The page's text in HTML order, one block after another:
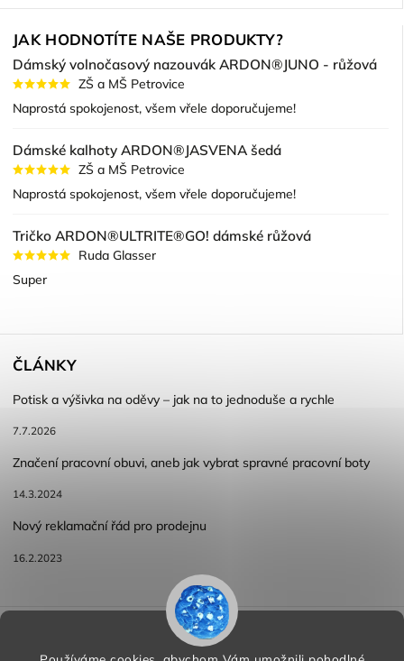
JAK HODNOTÍTE NAŠE PRODUKTY?
Dámský volnočasový nazouvák ARDON®JUNO - růžová
ZŠ a MŠ Petrovice
Naprostá spokojenost, všem vřele doporučujeme!
Dámské kalhoty ARDON®JASVENA šedá
ZŠ a MŠ Petrovice
Naprostá spokojenost, všem vřele doporučujeme!
Tričko ARDON®ULTRITE®GO! dámské růžová
Ruda Glasser
Super
ČLÁNKY
Potisk a výšivka na oděvy – jak na to jednoduše a rychle
7.7.2026
Značení pracovní obuvi, aneb jak vybrat spravné pracovní boty
14.3.2024
Nový reklamační řád pro prodejnu
16.2.2023
Reklamace a vracení zboží
Podmínky ochrany osobních údajů